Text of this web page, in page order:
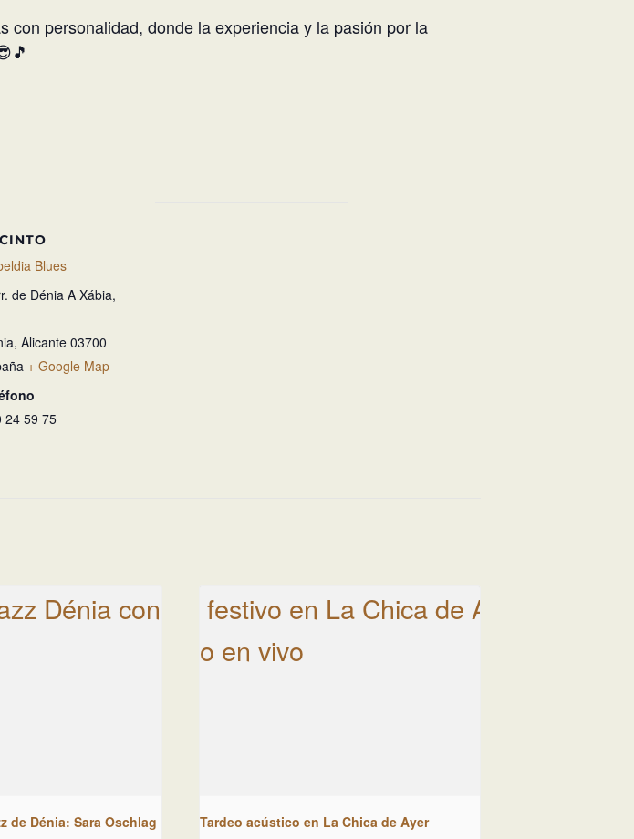
personalidad, donde la experiencia y la pasión por la
Blues
de Dénia A Xábia,
, Alicante 03700
+ Google Map
24 59 75
de Dénia: Sara Oschlag Tardeo acústico en La Chica de Ayer